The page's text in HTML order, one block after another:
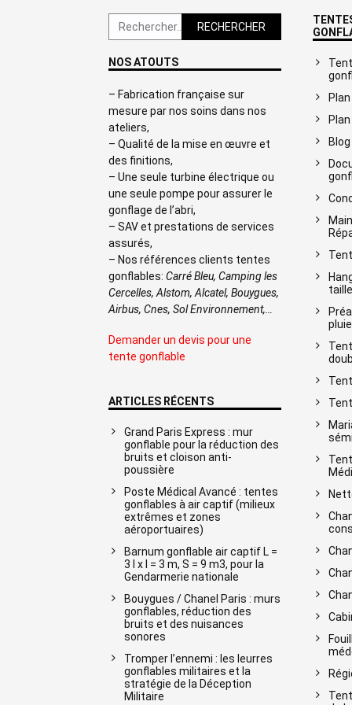
Rechercher :
NOS ATOUTS
– Fabrication française sur
mesure par nos soins dans nos
ateliers,
– Qualité de la mise en œuvre et
des finitions,
– Une seule turbine électrique ou
une seule pompe pour assurer le
gonflage de l’abri,
– SAV et prestations de services
assurés,
– Nos références clients tentes
gonflables: Carré Bleu, Camping les
Cercelles, Alstom, Alcatel, Bouygues,
Airbus, Cnes, Sol Environnement,…
Demander un devis pour une
tente gonflable
ARTICLES RÉCENTS
Grand Paris Express : mur
gonflable pour la réduction des
bruits et cloison anti-
poussière
Poste Médical Avancé : tentes
gonflables à air captif (milieux
extrêmes et zones
aéroportuaires)
Barnum gonflable air captif L =
3 l x l = 3 m, S = 9 m3, pour la
Gendarmerie nationale
Bouygues / Chanel Paris : murs
gonflables, réduction des
bruits et des nuisances
sonores
Tromper l’ennemi : les leurres
gonflables militaires et la
stratégie de la Déception
Militaire
Blog
taille
pluie